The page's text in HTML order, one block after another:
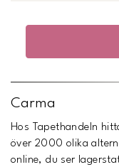
Carma
Hos Tapethandeln
över 2000 olika
online, du ser